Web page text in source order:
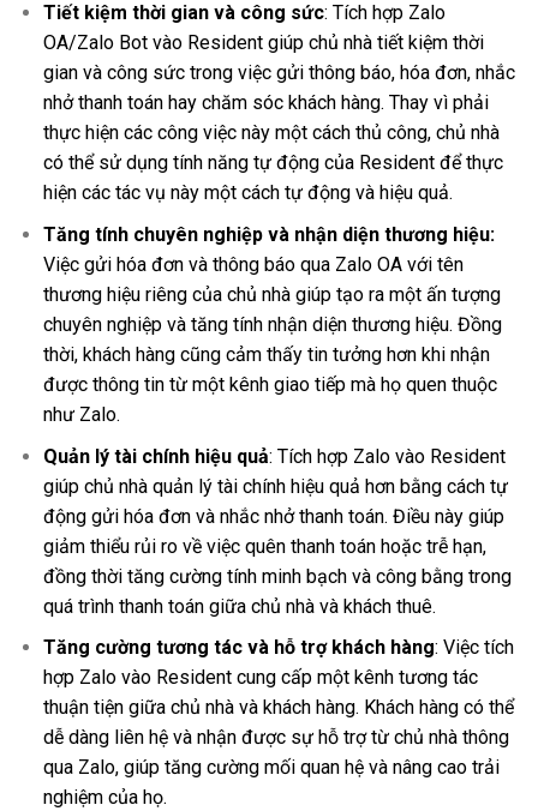
Tiết kiệm thời gian và công sức: Tích hợp Zalo
OA/Zalo Bot vào Resident giúp chủ nhà tiết kiệm thời
gian và công sức trong việc gửi thông báo, hóa đơn, nhắc
nhở thanh toán hay chăm sóc khách hàng. Thay vì phải
thực hiện các công việc này một cách thủ công, chủ nhà
có thể sử dụng tính năng tự động của Resident để thực
hiện các tác vụ này một cách tự động và hiệu quả.
Tăng tính chuyên nghiệp và nhận diện thương hiệu:
Việc gửi hóa đơn và thông báo qua Zalo OA với tên
thương hiệu riêng của chủ nhà giúp tạo ra một ấn tượng
chuyên nghiệp và tăng tính nhận diện thương hiệu. Đồng
thời, khách hàng cũng cảm thấy tin tưởng hơn khi nhận
được thông tin từ một kênh giao tiếp mà họ quen thuộc
như Zalo.
Quản lý tài chính hiệu quả: Tích hợp Zalo vào Resident
giúp chủ nhà quản lý tài chính hiệu quả hơn bằng cách tự
động gửi hóa đơn và nhắc nhở thanh toán. Điều này giúp
giảm thiểu rủi ro về việc quên thanh toán hoặc trễ hạn,
đồng thời tăng cường tính minh bạch và công bằng trong
quá trình thanh toán giữa chủ nhà và khách thuê.
Tăng cường tương tác và hỗ trợ khách hàng: Việc tích
hợp Zalo vào Resident cung cấp một kênh tương tác
thuận tiện giữa chủ nhà và khách hàng. Khách hàng có thể
dễ dàng liên hệ và nhận được sự hỗ trợ từ chủ nhà thông
qua Zalo, giúp tăng cường mối quan hệ và nâng cao trải
nghiệm của họ.